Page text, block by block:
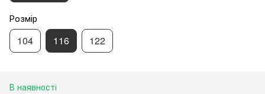
Розмір
104 116 122
В наявності